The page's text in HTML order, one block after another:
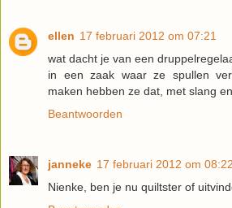
ellen 17 februari 2012 om 07:21
wat dacht je van een
in een zaak waar ze spullen
maken hebben ze dat, met slang
Beantwoorden
janneke 17 februari 2012 om 08:22
Nienke, ben je nu quiltster of